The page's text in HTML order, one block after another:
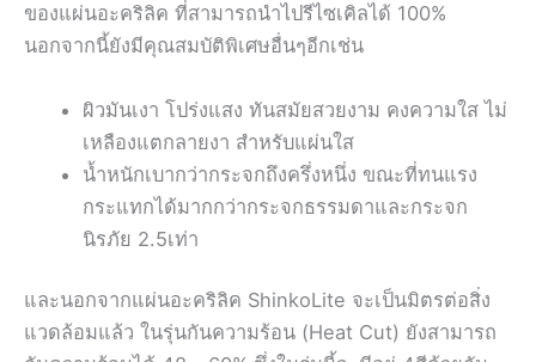
ของแผ่นอะคริลิค ที่สามารถนำไปรีไซเคิลได้ 100%
นอกจากนี้ยังมีคุณสมบัติพิเศษอื่นๆอีกเช่น
ผิวมันเงา โปร่งแสง ทันสมัยสวยงาม คงความใส ไม่
เหลืองแตกลายงา สำหรับแผ่นใส
น้ำหนักเบากว่ากระจกถึงครึ่งหนึ่ง ขณะที่ทนแรง
กระแทกได้มากกว่ากระจกธรรมดาและกระจก
นิรภัย 2.5เท่า
และนอกจากแผ่นอะคริลิค ShinkoLite จะเป็นมิตรต่อสิ่ง
แวดล้อมแล้ว ในรุ่นกันความร้อน (Heat Cut) ยังสามารถ